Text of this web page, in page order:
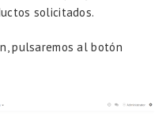
solicitados.
pulsaremos al botón